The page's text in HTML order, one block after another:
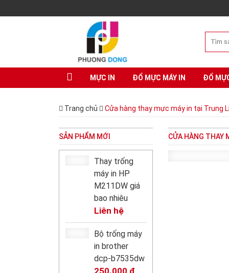
MỰC IN ĐỔ MỰC MÁY IN ĐỔ
Trang chủ Cửa hàng thay mực máy in tại Trung
SẢN PHẨM MỚI
Thay trống
máy in HP
M211DW giá
bao nhiêu
Liên hệ
Bộ trống máy
in brother
dcp-b7535dw
250.000 ₫
CỬA HÀNG THAY